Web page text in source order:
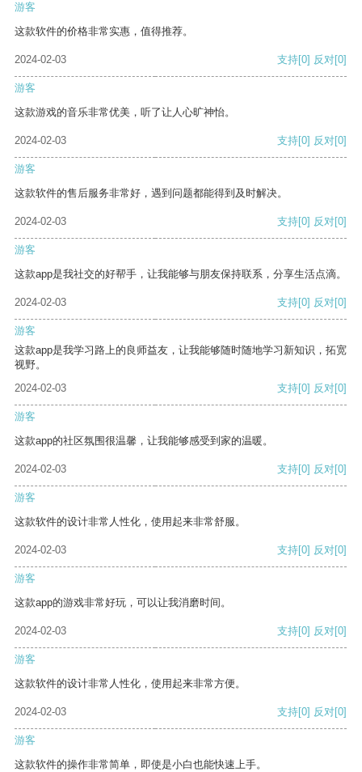
游客
这款软件的价格非常实惠，值得推荐。
2024-02-03 支持[0] 反对[0]
游客
这款游戏的音乐非常优美，听了让人心旷神怡。
2024-02-03 支持[0] 反对[0]
游客
这款软件的售后服务非常好，遇到问题都能得到及时解决。
2024-02-03 支持[0] 反对[0]
游客
这款app是我社交的好帮手，让我能够与朋友保持联系，分享生活点滴。
2024-02-03 支持[0] 反对[0]
游客
这款app是我学习路上的良师益友，让我能够随时随地学习新知识，拓宽
视野。
2024-02-03
支持[0] 反对[0]
游客
这款app的社区氛围很温馨，让我能够感受到家的温暖。
2024-02-03 支持[0] 反对[0]
游客
这款软件的设计非常人性化，使用起来非常舒服。
2024-02-03 支持[0] 反对[0]
游客
这款app的游戏非常好玩，可以让我消磨时间。
2024-02-03 支持[0] 反对[0]
游客
这款软件的设计非常人性化，使用起来非常方便。
2024-02-03 支持[0] 反对[0]
游客
这款软件的操作非常简单，即使是小白也能快速上手。